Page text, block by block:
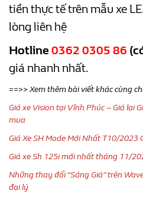
tiền thực tế trên mẫu xe
lòng liên hệ
Hotline 0362 0305 86
giá nhanh nhất.
==>> Xem thêm bài viết khác cùng
Giá xe Vision tại Vĩnh Phúc – Giá lại
mua
Giá Xe SH Mode Mới Nhất T10/2023
Giá xe Sh 125i mới nhất tháng 11/
Những thay đổi “Sáng Giá” trên
đại lý